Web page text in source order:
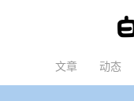
文章 动态